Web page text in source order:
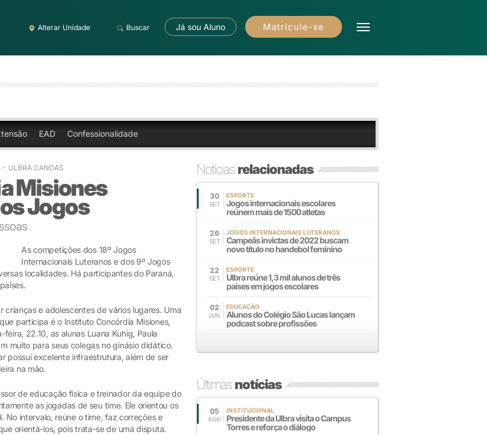
Alterar Unidade Buscar Já sou Aluno Matricule-se
EAD Confessionalidade
- ULBRA CANOAS
Misiones
Jogos
As competições dos 18º Jogos
Internacionais Luteranos e dos 9º Jogos
localidades. Há participantes do Paraná,
e adolescentes de vários lugares. Uma
participa é o Instituto Concórdia Misiones,
22.10, as alunas Luana Kuhig, Paula
muito para seus colegas no ginásio didático.
possui excelente infraestrutura, além de ser
na mão.
de educação física e treinador da equipe do
as jogadas de seu time. Ele orientou os
No intervalo, reúne o time, faz correções e
orientá-los, pois trata-se de uma disputa.
Notíciasrelacionadas
30
SET
ESPORTE
Jogos internacionais escolares
reúnem mais de 1500 atletas
26
SET
JOGOS INTERNACIONAIS LUTERANOS
Campeãs invictas de 2022 buscam
novo título no handebol feminino
22
SET
ESPORTE
Ulbra reúne 1,3 mil alunos de três
países em jogos escolares
02
JUN
EDUCAÇÃO
Alunos do Colégio São Lucas lançam
podcast sobre profissões
Últimasnotícias
05
AGO
INSTITUCIONAL
Presidente da Ulbra visita o Campus
Torres e reforça o diálogo